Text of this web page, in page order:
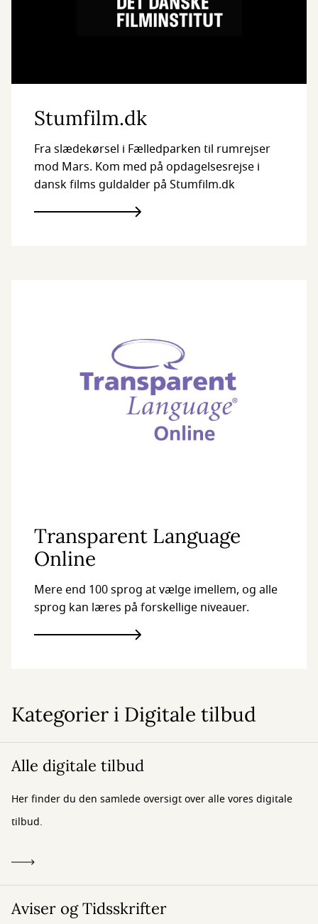
Stumfilm.dk
Fra slædekørsel i Fælledparken til rumrejser
mod Mars. Kom med på opdagelsesrejse i
dansk films guldalder på Stumfilm.dk
Transparent Language
Online
Mere end 100 sprog at vælge imellem, og alle
sprog kan læres på forskellige niveauer.
Kategorier i Digitale tilbud
Alle digitale tilbud
Her finder du den samlede oversigt over alle vores digitale
tilbud.
Aviser og Tidsskrifter